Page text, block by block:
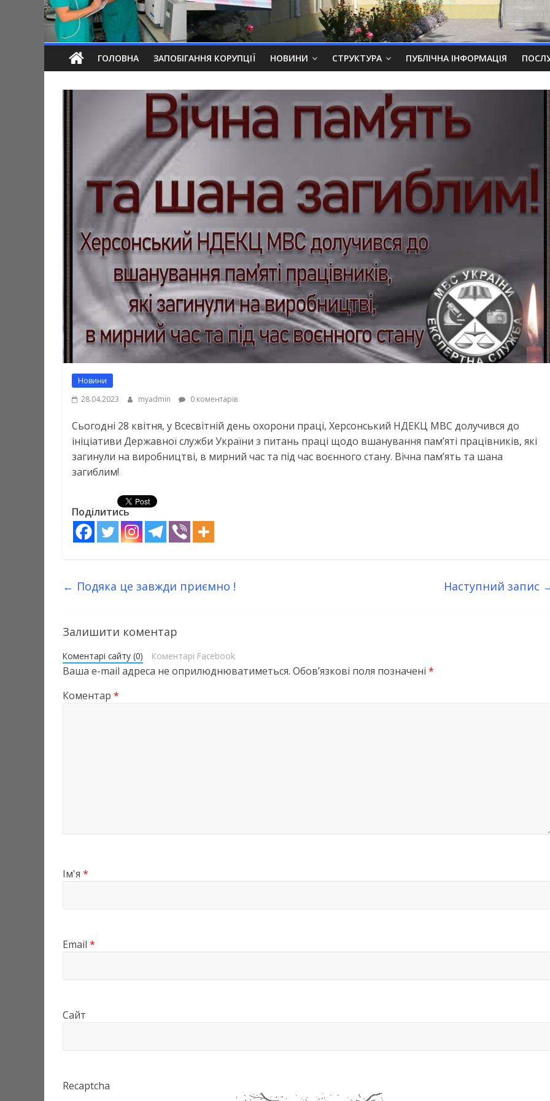
ГОЛОВНА ЗАПОБІГАННЯ КОРУПЦІЇ НОВИНИ СТРУКТУРА ПУБЛІЧНА ІНФОРМАЦІЯ
Новини
28.04.2023
myadmin 0 коментарів
Сьогодні 28 квітня, у Всесвітній день охорони праці, Херсонський НДЕКЦ МВС долучився до
ініціативи Державної служби України з питань праці щодо вшанування пам’яті працівників, які
загинули на виробництві, в мирний час та під час воєнного стану. Вічна пам’ять та шана
загиблим!
Поділитись
← Подяка це завжди приємно ! Наступний запис
Залишити коментар
Коментарі сайту (0) Коментарі Facebook
Ваша e-mail адреса не оприлюднюватиметься. Обов’язкові поля позначені *
Коментар *
Ім'я *
Email *
Сайт
Recaptcha